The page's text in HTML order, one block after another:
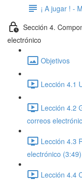
¡ A jugar ! -
Sección 4.
electrónico
Objetivos
Lección 4.1
Lección 4.2
correos
Lección 4.3
electrónico (3:49)
Lección 4.4